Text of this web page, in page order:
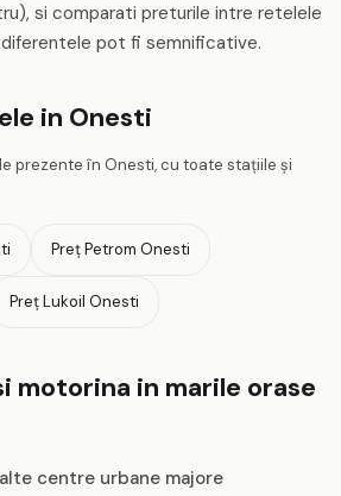
si comparati preturile intre retelele
pot fi semnificative.
in Onesti
prezente în Onesti, cu toate stațiile și
Preț Petrom Onesti
Preț Lukoil Onesti
motorina in marile orase
centre urbane majore